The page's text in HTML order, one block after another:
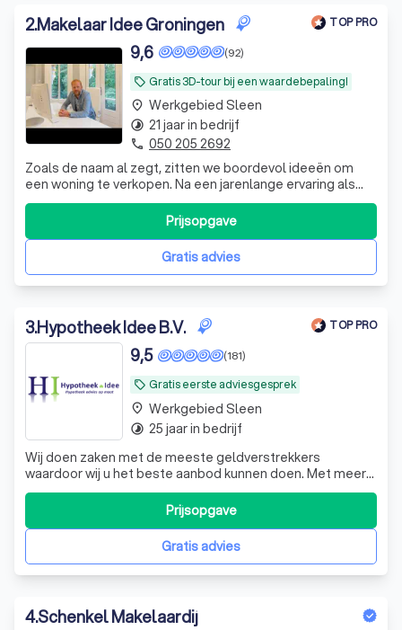
2.Makelaar Idee Groningen TOP PRO
local_offer Gratis 3D-tour bij een waardebepaling!
(92)
9,6
Zoals de naam al zegt, zitten we boordevol ideeën om
een woning te verkopen. Na een jarenlange ervaring als
succesvol en professioneel aankoopmakelaar hebben we
gezien wat er beter kan en vooral beter moet als het gaat
om de verkoop van woningen. Met Makelaar Idee heeft u
een jong dynamisch team biGratis advies
Prijsopgave
place Werkgebied Sleen
timelapse 21 jaar in bedrijf
phone 050 205 2692
3.Hypotheek Idee B.V. TOP PRO
local_offer Gratis eerste adviesgesprek
(181)
9,5
Wij doen zaken met de meeste geldverstrekkers
waardoor wij u het beste aanbod kunnen doen. Met meer
dan 15 jaar ervaring bieden wij altijd een betrouwbaar
advies en een totaalpakket aan oplossingen.
Gratis advies
Prijsopgave
place Werkgebied Sleen
timelapse 25 jaar in bedrijf
4.Schenkel Makelaardij